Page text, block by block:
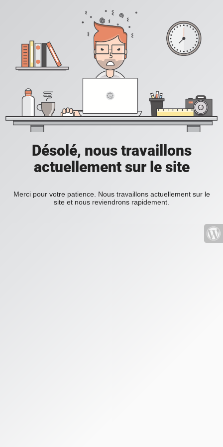
Désolé, nous travaillons
actuellement sur le site
Merci pour votre patience. Nous travaillons actuellement sur le
site et nous reviendrons rapidement.